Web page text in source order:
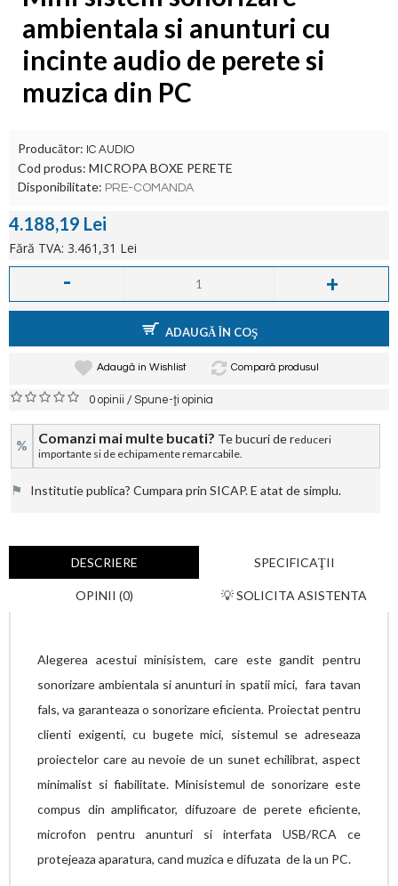
ambientala si anunturi cu
incinte audio de perete si
muzica din PC
Producător: IC AUDIO
Cod produs: MICROPA BOXE PERETE
Disponibilitate: PRE-COMANDA
4.188,19 Lei
Fără TVA: 3.461,31 Lei
- +
ADAUGĂ ÎN COŞ
Adaugă in Wishlist Compară produsul
0 opinii /Spune-ţi opinia
% Comanzi mai multe bucati? Te bucuri de reduceri
importante si de echipamente remarcabile.
⚑ Institutie publica? Cumpara prin SICAP. E atat de simplu.
DESCRIERE SPECIFICAŢII
OPINII (0) 💡 SOLICITA ASISTENTA
Alegerea acestui minisistem, care este gandit pentru
sonorizare ambientala si anunturi in spatii mici, fara tavan
fals, va garanteaza o sonorizare eficienta. Proiectat pentru
clienti exigenti, cu bugete mici, sistemul se adreseaza
proiectelor care au nevoie de un sunet echilibrat, aspect
minimalist si fiabilitate. Minisistemul de sonorizare este
compus din amplificator, difuzoare de perete eficiente,
microfon pentru anunturi si interfata USB/RCA ce
protejeaza aparatura, cand muzica e difuzata de la un PC.